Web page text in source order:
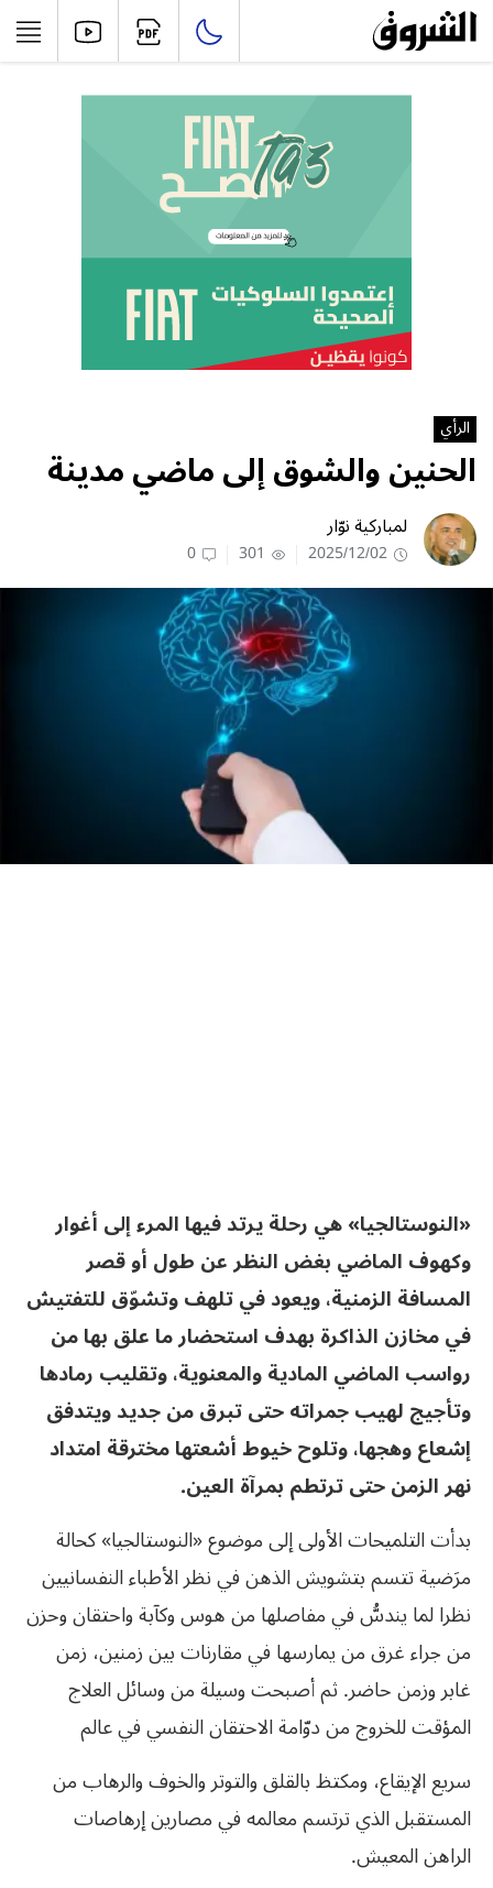
الرأي
الحنين والشوق إلى ماضي مدينة
لمباركية نوّار
2025/12/02
301
0
«النوستالجيا» هي رحلة يرتد فيها المرء إلى أغوار
وكهوف الماضي بغض النظر عن طول أو قصر
المسافة الزمنية، ويعود في تلهف وتشوّق للتفتيش
في مخازن الذاكرة بهدف استحضار ما علق بها من
رواسب الماضي المادية والمعنوية، وتقليب رمادها
وتأجيج لهيب جمراته حتى تبرق من جديد ويتدفق
إشعاع وهجها، وتلوح خيوط أشعتها مخترقة امتداد
نهر الزمن حتى ترتطم بمرآة العين.
بدأت التلميحات الأولى إلى موضوع «النوستالجيا» كحالة
مرَضية تتسم بتشويش الذهن في نظر الأطباء النفسانيين
نظرا لما يندسُّ في مفاصلها من هوس وكآبة واحتقان وحزن
من جراء غرق من يمارسها في مقارنات بين زمنين، زمن
غابر وزمن حاضر. ثم أصبحت وسيلة من وسائل العلاج
المؤقت للخروج من دوّامة الاحتقان النفسي في عالم
سريع الإيقاع، ومكتظ بالقلق والتوتر والخوف والرهاب من
المستقبل الذي ترتسم معالمه في مصارين إرهاصات
الراهن المعيش.